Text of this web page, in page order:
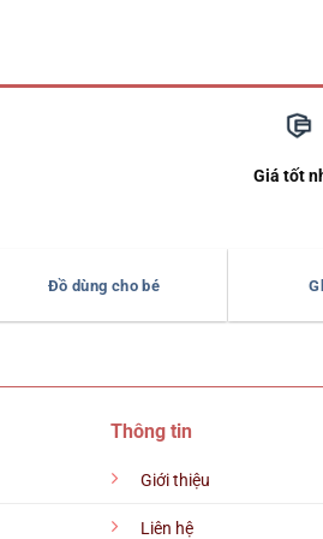
Giá tốt
Đồ dùng cho bé
Thông tin
Giới thiệu
Liên hệ